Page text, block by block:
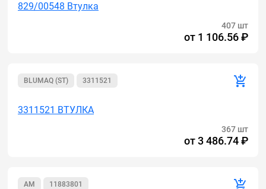
829/00548 Втулка
407 шт
от 1 106.56 ₽
BLUMAQ (ST) 3311521
3311521 ВТУЛКА
367 шт
от3 486.74 ₽
AM 11883801